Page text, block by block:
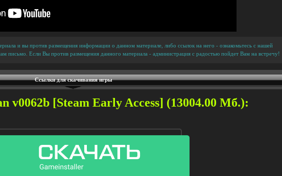
и вы против размещения информации о данном материале, либо ссылок на него - ознакомьтесь с нашей
письмо. Если Вы против размещения данного материала - администрация с радостью пойдет Вам на встречу!
Ссылки для скачивания игры
v0062b [Steam Early Access] (13004.00 Мб.):